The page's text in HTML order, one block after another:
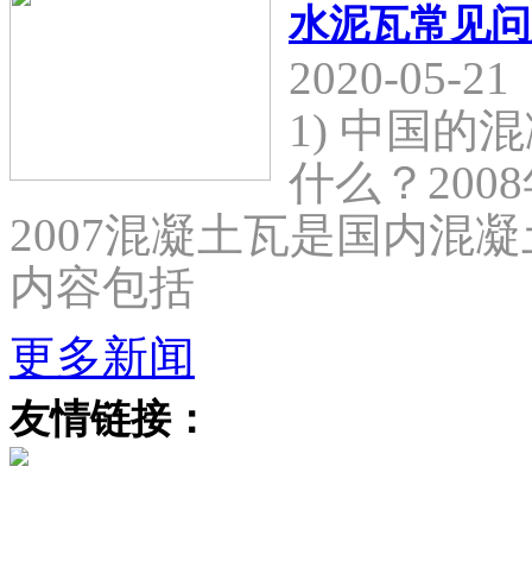
水泥瓦常见
2020-05-21
1) 中国的
什么？
2007混凝土瓦是国内混
内容包括
更多新闻
友情链接：